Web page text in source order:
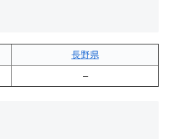
長野県
–